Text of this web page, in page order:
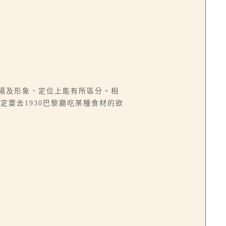
及形象、定位上能有所區分。相
要去1930巴黎廳吃某種食材的欲